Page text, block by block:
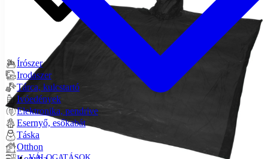
Írószer
Irodaszer
Tárca, kulcstartó
Ivóedények
Elektronika, pendrive
Esernyő, esőkabát
Táska
Otthon